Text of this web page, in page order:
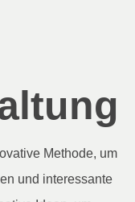
Methode, um
und interessante